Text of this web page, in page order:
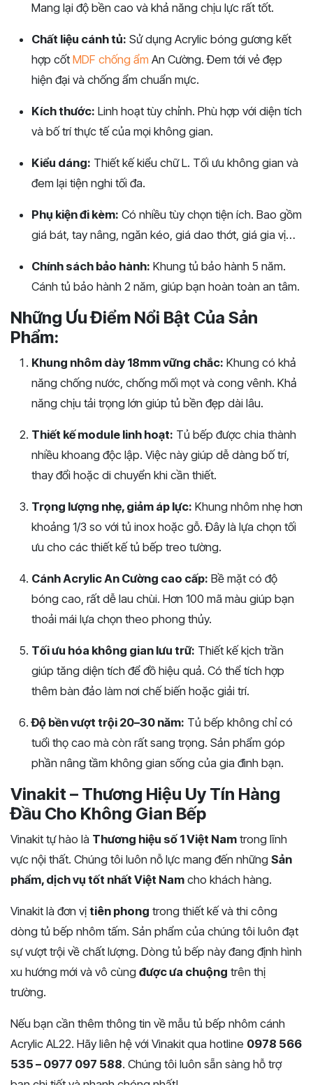
Mang lại độ bền cao và khả năng chịu lực rất tốt.
Chất liệu cánh tủ: Sử dụng Acrylic bóng gương kết
hợp cốt MDF chống ẩm An Cường. Đem tới vẻ đẹp
hiện đại và chống ẩm chuẩn mực.
Kích thước: Linh hoạt tùy chỉnh. Phù hợp với diện tích
và bố trí thực tế của mọi không gian.
Kiểu dáng: Thiết kế kiểu chữ L. Tối ưu không gian và
đem lại tiện nghi tối đa.
Phụ kiện đi kèm: Có nhiều tùy chọn tiện ích. Bao gồm
giá bát, tay nâng, ngăn kéo, giá dao thớt, giá gia vị…
Chính sách bảo hành: Khung tủ bảo hành 5 năm.
Cánh tủ bảo hành 2 năm, giúp bạn hoàn toàn an tâm.
Những Ưu Điểm Nổi Bật Của Sản
Phẩm:
Khung nhôm dày 18mm vững chắc: Khung có khả
năng chống nước, chống mối mọt và cong vênh. Khả
năng chịu tải trọng lớn giúp tủ bền đẹp dài lâu.
Thiết kế module linh hoạt: Tủ bếp được chia thành
nhiều khoang độc lập. Việc này giúp dễ dàng bố trí,
thay đổi hoặc di chuyển khi cần thiết.
Trọng lượng nhẹ, giảm áp lực: Khung nhôm nhẹ hơn
khoảng 1/3 so với tủ inox hoặc gỗ. Đây là lựa chọn tối
ưu cho các thiết kế tủ bếp treo tường.
Cánh Acrylic An Cường cao cấp: Bề mặt có độ
bóng cao, rất dễ lau chùi. Hơn 100 mã màu giúp bạn
thoải mái lựa chọn theo phong thủy.
Tối ưu hóa không gian lưu trữ: Thiết kế kịch trần
giúp tăng diện tích để đồ hiệu quả. Có thể tích hợp
thêm bàn đảo làm nơi chế biến hoặc giải trí.
Độ bền vượt trội 20–30 năm: Tủ bếp không chỉ có
tuổi thọ cao mà còn rất sang trọng. Sản phẩm góp
phần nâng tầm không gian sống của gia đình bạn.
Vinakit – Thương Hiệu Uy Tín Hàng
Đầu Cho Không Gian Bếp
Vinakit tự hào là Thương hiệu số 1 Việt Nam trong lĩnh
vực nội thất. Chúng tôi luôn nỗ lực mang đến những Sản
phẩm, dịch vụ tốt nhất Việt Nam cho khách hàng.
Vinakit là đơn vị tiên phong trong thiết kế và thi công
dòng tủ bếp nhôm tấm. Sản phẩm của chúng tôi luôn đạt
sự vượt trội về chất lượng. Dòng tủ bếp này đang định hình
xu hướng mới và vô cùng được ưa chuộng trên thị
trường.
Nếu bạn cần thêm thông tin về mẫu tủ bếp nhôm cánh
Acrylic AL22. Hãy liên hệ với Vinakit qua hotline 0978 566
535 – 0977 097 588. Chúng tôi luôn sẵn sàng hỗ trợ